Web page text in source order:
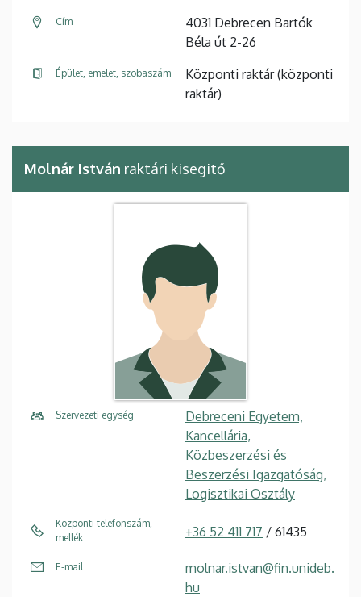
Cím
4031 Debrecen Bartók
Béla út 2-26
Épület, emelet, szobaszám
Központi raktár (központi
raktár)
Molnár István raktári kisegitő
Szervezeti egység
Debreceni Egyetem,
Kancellária,
Közbeszerzési és
Beszerzési Igazgatóság,
Logisztikai Osztály
Központi telefonszám,
mellék
+36 52 411 717 / 61435
E-mail
molnar.istvan@fin.unideb.
hu